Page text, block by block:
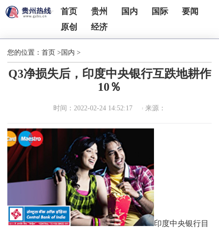
首页 贵州 国内 国际
要闻
原创
经济
您的位置： 首页 > 国内 >
Q3净损失后，印度中央银行互跌地耕作
10％
时间：2022-02-24 14:52:17 来源：
印度中央银行目